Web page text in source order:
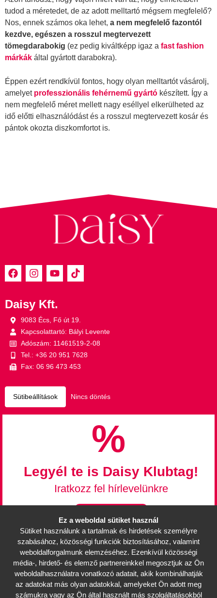
tudod a méretedet, de az adott melltartó mégsem megfelelő?
Nos, ennek számos oka lehet, a nem megfelelő fazontól
kezdve, egészen a rosszul megtervezett
tömegdarabokig (ez pedig kiváltképp igaz a fast fashion
márkák által gyártott darabokra).
Éppen ezért rendkívül fontos, hogy olyan melltartót vásárolj,
amelyet professzionális fehérnemű gyártó készített. Így a
nem megfelelő méret mellett nagy eséllyel elkerülheted az
idő előtti elhasználódást és a rosszul megtervezett kosár és
pántok okozta diszkomfortot is.
Daisy Kft.
9083 Écs, Fő út 19.
Kapcsolattartó: Bályi Levente
Adószám: 11461519-2-08
Tel.: +36 20 951 7628
Fax: 06 96 473 453
Sütibeállítások Nincs döntés
%
Legyél te is Daisy Klubtag!
Iratkozz fel hírlevelünkre
Információk
Mérettáblázat
Partnerek, üzletek
Karrier
Viszonteladóknak
Ez a weboldal sütiket használ
Sütiket használunk a tartalmak és hirdetések személyre
szabásához, közösségi funkciók biztosításához, valamint
weboldalforgalmunk elemzéséhez. Ezenkívül közösségi
média-, hirdető- és elemző partnereinkkel megosztjuk az Ön
weboldalhasználatra vonatkozó adatait, akik kombinálhatják
az adatokat más olyan adatokkal, amelyeket Ön adott meg
számukra vagy az Ön által használt más szolgáltatásokból